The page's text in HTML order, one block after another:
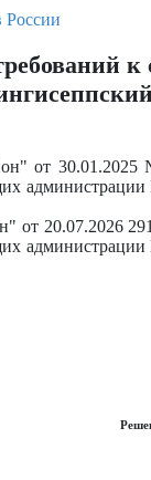
к
от
20.07.2026